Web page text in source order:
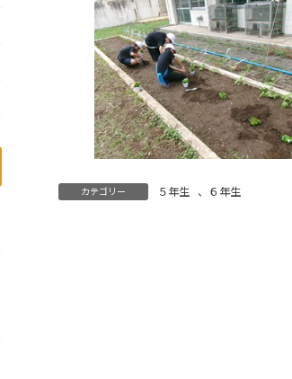
カテゴリー ５年生 、 ６年生